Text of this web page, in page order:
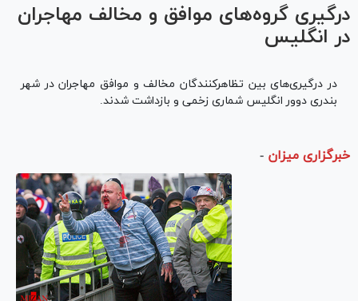
درگیری گروه‌های موافق و مخالف مهاجران
در انگلیس
در درگیری‌های بین تظاهرکنندگان مخالف و موافق مهاجران در شهر
بندری دوور انگلیس شماری زخمی و بازداشت شدند.
خبرگزاری میزان -